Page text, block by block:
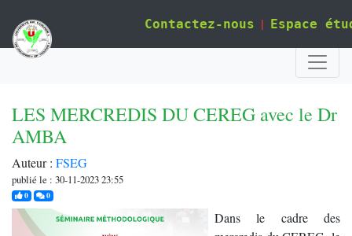
Contactez-nous | Espace
LES MERCREDIS DU CEREG avec le Dr
AMBA
Auteur : FSEG
publié le : 30-11-2023 23:55
0j'aime0commentaires
Dans le cadre des